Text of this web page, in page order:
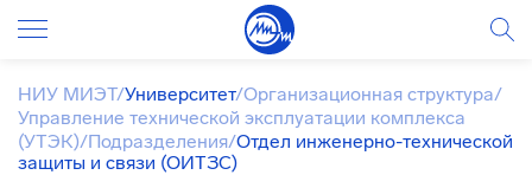
НИУ МИЭТ/Университет/Организационная структура/
Управление технической эксплуатации комплекса
(УТЭК)/Подразделения/Отдел инженерно-технической
защиты и связи (ОИТЗС)